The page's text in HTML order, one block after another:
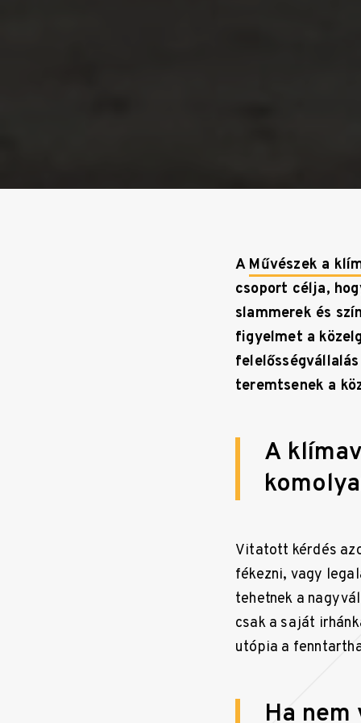
A Művészek a
csoport célja,
slammerek és
figyelmet a
teremtsenek a
A
Vitatott kérdés
fékezni, vagy
tehetnek a
csak a saját
utópia a
Ha